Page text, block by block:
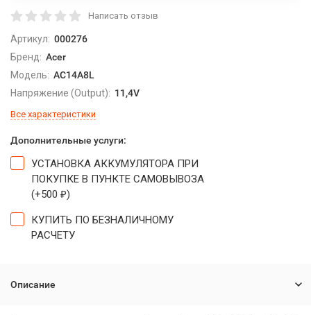
Написать отзыв
Артикул: 000276
Бренд: Acer
Модель: AC14A8L
Напряжение (Output): 11,4V
Все характеристики
Дополнительные услуги:
УСТАНОВКА АККУМУЛЯТОРА ПРИ
ПОКУПКЕ В ПУНКТЕ САМОВЫВОЗА
(+500 ₽)
КУПИТЬ ПО БЕЗНАЛИЧНОМУ
РАСЧЕТУ
Описание